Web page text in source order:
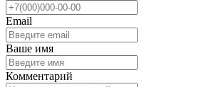
Email
Ваше имя
Комментарий